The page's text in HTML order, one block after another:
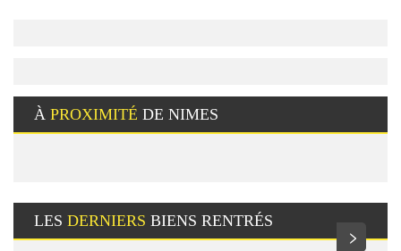
À PROXIMITÉ DE NIMES
LES DERNIERS BIENS RENTRÉS
>